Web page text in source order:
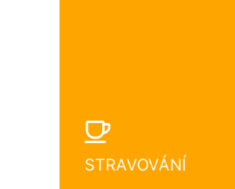
STRAVOVÁNÍ